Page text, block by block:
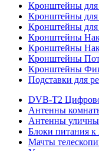
Кронштейны для
Кронштейны для
Кронштейны для
Кронштейны
Кронштейны
Кронштейны
Кронштейны
Подставки для
DVB-T2
Антенны
Антенны
Блоки питания
Мачты